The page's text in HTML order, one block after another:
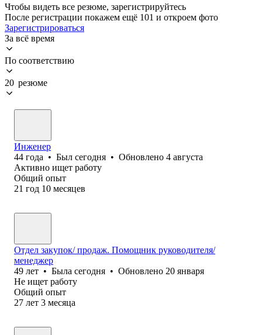
Чтобы видеть все резюме, зарегистрируйтесь
После регистрации покажем ещё 101 и откроем фото
Зарегистрироваться
За всё время
По соответствию
20 резюме
Инженер
44 года • Был сегодня • Обновлено 4 августа
Активно ищет работу
Общий опыт
21 год 10 месяцев
Отдел закупок/ продаж. Помощник руководителя/
менеджер
49 лет • Была сегодня • Обновлено 20 января
Не ищет работу
Общий опыт
27 лет 3 месяца